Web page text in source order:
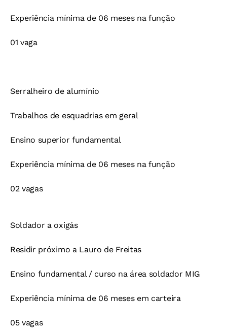
Experiência mínima de 06 meses na função
01 vaga
Serralheiro de alumínio
Trabalhos de esquadrias em geral
Ensino superior fundamental
Experiência mínima de 06 meses na função
02 vagas
Soldador a oxigás
Residir próximo a Lauro de Freitas
Ensino fundamental / curso na área soldador MIG
Experiência mínima de 06 meses em carteira
05 vagas